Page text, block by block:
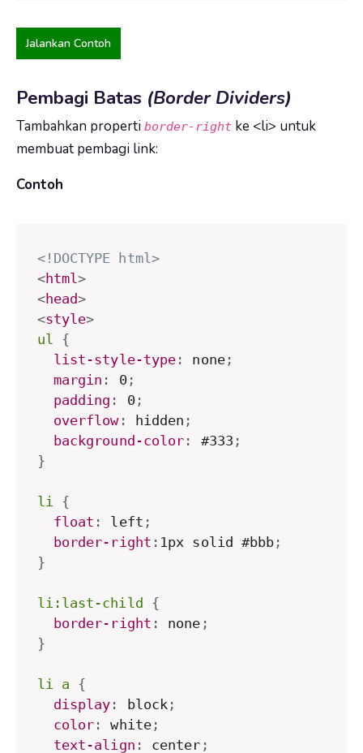
Jalankan Contoh
Pembagi Batas (Border Dividers)
Tambahkan properti border-right ke <li> untuk
membuat pembagi link:
Contoh
<!DOCTYPE html>
<html>
<head>
<style>
ul
{
list-style-type : none;
margin : 0;
padding : 0;
overflow: hidden ;
background-color : #333 ;
}
li
{
float : left ;
border-right : 1px solid #bbb ;
}
li:last-child {
border-right : none ;
}
li a {
display : block ;
color : white;
text-align : center ;